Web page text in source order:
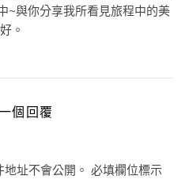
~與你分享我所看見旅程中的美
好。
個回覆
址不會公開。 必填欄位標示